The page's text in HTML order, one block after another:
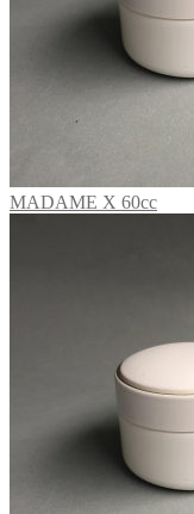
MADAME X 60cc